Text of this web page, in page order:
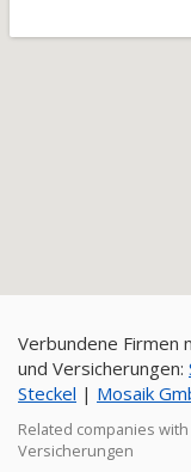
Verbundene Firmen
und Versicherungen:
Steckel | Mosaik
Related companies
Versicherungen